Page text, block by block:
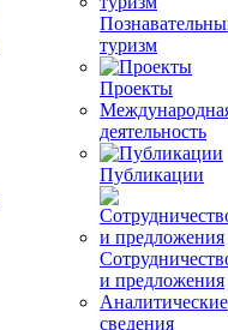
туризм
Проекты
деятельность
Публикации
и предложения
Аналитические
сведения